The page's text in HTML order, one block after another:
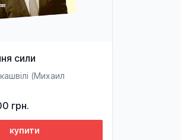
сили
(Михаил
грн.
купити